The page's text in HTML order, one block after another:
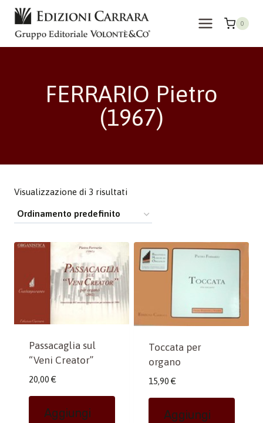
Salta
contenuto
0
FERRARIO Pietro
(1967)
Visualizzazione di 3 risultati
Passacaglia sul
“Veni Creator”
20,00 €
Aggiungi
Toccata per
organo
15,90 €
Aggiungi